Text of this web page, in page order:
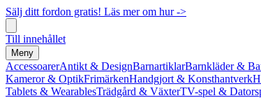
Sälj ditt fordon gratis! Läs mer om hur ->
Till innehållet
Meny
AccessoarerAntikt & DesignBarnartiklarBarnkläder &
Kameror & OptikFrimärkenHandgjort & Konsthantverk
Tablets & WearablesTrädgård & VäxterTV-spel &